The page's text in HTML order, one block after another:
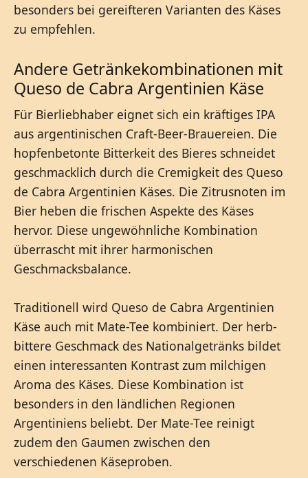
besonders bei gereifteren Varianten des Käses
zu empfehlen.
Andere Getränkekombinationen mit
Queso de Cabra Argentinien Käse
Für Bierliebhaber eignet sich ein kräftiges IPA
aus argentinischen Craft-Beer-Brauereien. Die
hopfenbetonte Bitterkeit des Bieres schneidet
geschmacklich durch die Cremigkeit des Queso
de Cabra Argentinien Käses. Die Zitrusnoten im
Bier heben die frischen Aspekte des Käses
hervor. Diese ungewöhnliche Kombination
überrascht mit ihrer harmonischen
Geschmacksbalance.
Traditionell wird Queso de Cabra Argentinien
Käse auch mit Mate-Tee kombiniert. Der herb-
bittere Geschmack des Nationalgetränks bildet
einen interessanten Kontrast zum milchigen
Aroma des Käses. Diese Kombination ist
besonders in den ländlichen Regionen
Argentiniens beliebt. Der Mate-Tee reinigt
zudem den Gaumen zwischen den
verschiedenen Käseproben.